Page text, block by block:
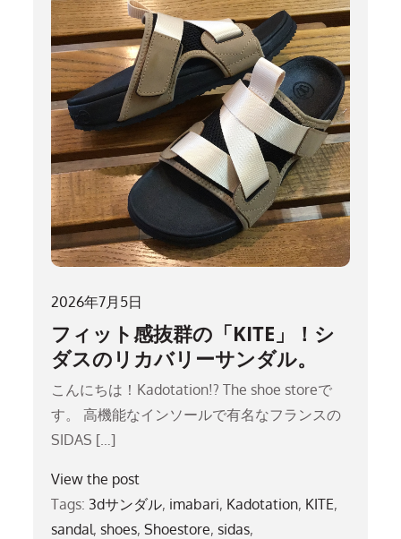
2026年7月5日
フィット感抜群の「KITE」！シ
ダスのリカバリーサンダル。
こんにちは！Kadotation!? The shoe storeで
す。 高機能なインソールで有名なフランスの
SIDAS […]
View the post
Tags: 3dサンダル, imabari, Kadotation, KITE,
sandal,shoes,Shoestore,sidas,